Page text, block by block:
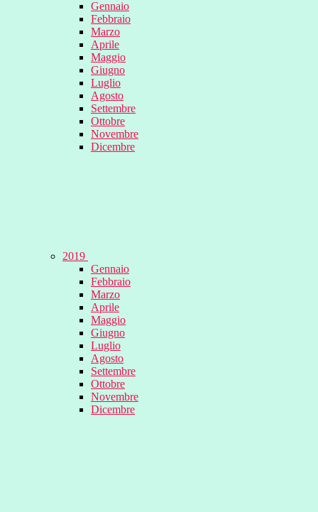
Gennaio
Febbraio
Marzo
Aprile
Maggio
Giugno
Luglio
Agosto
Settembre
Ottobre
Novembre
Dicembre
2019
Gennaio
Febbraio
Marzo
Aprile
Maggio
Giugno
Luglio
Agosto
Settembre
Ottobre
Novembre
Dicembre